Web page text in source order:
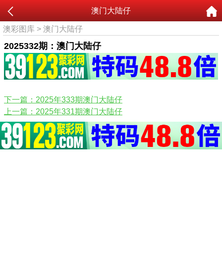
澳门大陆仔
澳彩图库 >澳门大陆仔
2025332期：澳门大陆仔
下一篇：2025年333期澳门大陆仔
上一篇：2025年331期澳门大陆仔